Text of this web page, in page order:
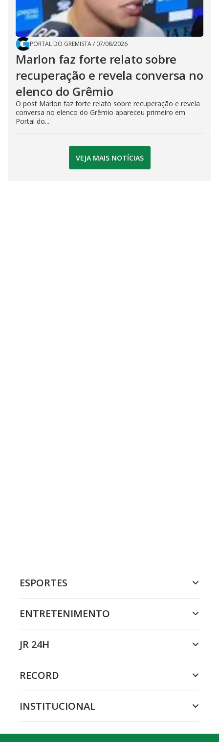
PORTAL DO GREMISTA/ 07/08/2026
Marlon faz forte relato sobre
recuperação e revela conversa no
elenco do Grêmio
O post Marlon faz forte relato sobre recuperação e revela
conversa no elenco do Grêmio apareceu primeiro em
Portal do...
VEJA MAIS NOTÍCIAS
ESPORTES
ENTRETENIMENTO
JR 24H
RECORD
INSTITUCIONAL